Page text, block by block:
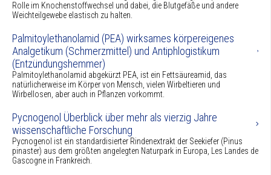
Rolle im Knochenstoffwechsel und dabei, die Blutgefäße und andere
Weichteilgewebe elastisch zu halten.
Palmitoylethanolamid (PEA) wirksames körpereigenes
Analgetikum (Schmerzmittel) und Antiphlogistikum
(Entzündungshemmer)
Palmitoylethanolamid abgekürzt PEA, ist ein Fettsäureamid, das
natürlicherweise im Körper von Mensch, vielen Wirbeltieren und
Wirbellosen, aber auch in Pflanzen vorkommt.
Pycnogenol Überblick über mehr als vierzig Jahre
wissenschaftliche Forschung
Pycnogenol ist ein standardisierter Rindenextrakt der Seekiefer (Pinus
pinaster) aus dem größten angelegten Naturpark in Europa, Les Landes de
Gascogne in Frankreich.